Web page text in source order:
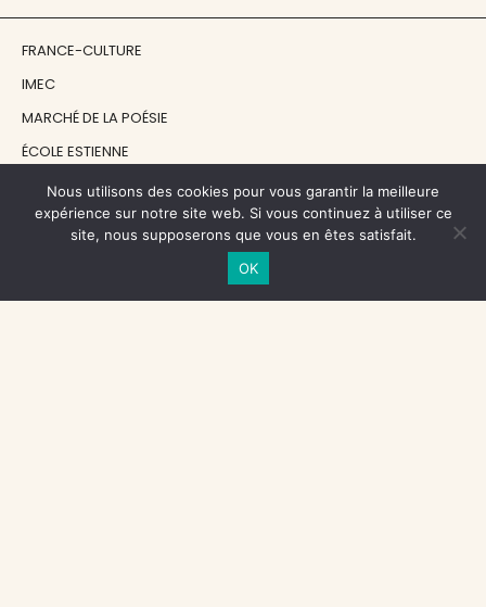
FRANCE-CULTURE
IMEC
MARCHÉ DE LA POÉSIE
ÉCOLE ESTIENNE
LE GRAND CONTINENT
DIACRITIK
Nous utilisons des cookies pour vous garantir la meilleure
expérience sur notre site web. Si vous continuez à utiliser ce
site, nous supposerons que vous en êtes satisfait.
OK